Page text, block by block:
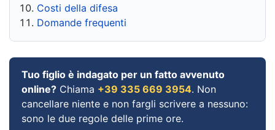
Costi della difesa
Domande frequenti
Tuo figlio è indagato per un fatto avvenuto
online? Chiama +39 335 669 3954. Non
cancellare niente e non fargli scrivere a nessuno:
sono le due regole delle prime ore.